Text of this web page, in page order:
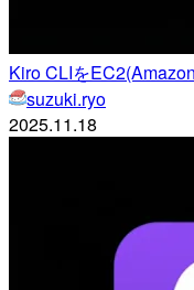
Kiro CLIを
suzuki.ryo
2025.11.18